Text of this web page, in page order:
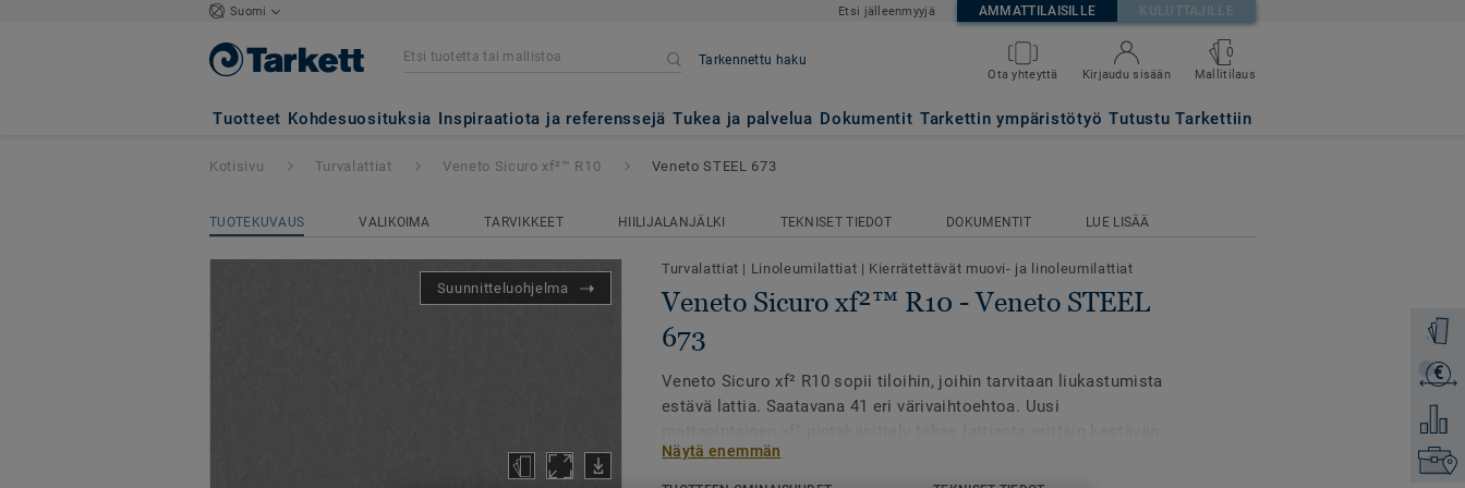
Suomi Etsi jälleenmyyjä AMMATTILAISILLE KULUTTAJILLE
Tarkennettu haku
Ota yhteyttä Kirjaudu sisään
0
Mallitilaus
Tuotteet Kohdesuosituksia Inspiraatiota ja referenssejä Tukea ja palvelua Dokumentit Tarkettin ympäristötyö Tutustu Tarkettiin
Veneto Sicuro xf²™ R10 - Veneto STEEL 673
Tilaa
€
Lisää
Etsi
Kotisivu Turvalattiat Veneto Sicuro xf²™ R10 Veneto STEEL 673
TUOTEKUVAUS VALIKOIMA TARVIKKEET HIILIJALANJÄLKI TEKNISET TIEDOT DOKUMENTIT LUE LISÄÄ
Suunnitteluohjelma
Turvalattiat | Linoleumilattiat | Kierrätettävät muovi- ja linoleumilattiat
Veneto Sicuro xf²™ R10 - Veneto STEEL
673
Veneto Sicuro xf² R10 sopii tiloihin, joihin tarvitaan liukastumista
estävä lattia. Saatavana 41 eri värivaihtoehtoa. Uusi
ja helppohoitoisen, eikä vahaa tai hoitoaineita tarvita.
Näytä enemmän